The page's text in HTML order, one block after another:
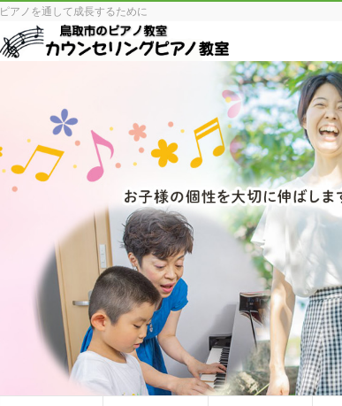
ピアノを通して成長するために